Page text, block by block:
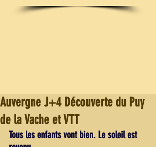
Auvergne J+4 Découverte du Puy
de la Vache et VTT
Tous les enfants vont bien. Le soleil est